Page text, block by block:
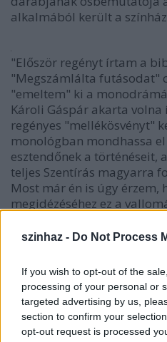
szinhaz - Do Not Process
If you wish to opt-out of the
processing of your personal or
targeted advertising by us,
section to confirm your
opt-out request is processed
alkalmából került a
"Először regényt írtam a
"Megszámlálta futásodat"
"emeltem" ki a
Károli Gáspár akarta
regényes "mellékösvényt"
monológban mondhassa
esztendőnek a történéseit,
teljes Szentírás magyarra
Most már én is úgy érzem,
megidézéséhez ez a
áll megosztani velünk a
meggyőződhessen egy
vállalkozás egyedi
"Akik rágalmazásra
mit szólnunk. Azokon